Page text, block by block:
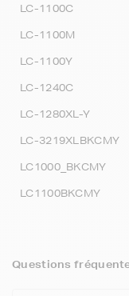
LC-1100C
LC-1100M
LC-1100Y
LC-1240C
LC-1280XL-Y
LC-3219XLBKCMY
LC1000_BKCMY
LC1100BKCMY
Questions